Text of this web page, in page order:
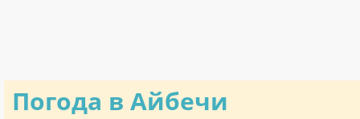
Погода в Айбечи